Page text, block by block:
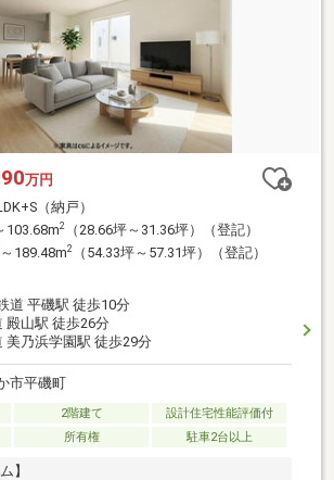
万円
（納戸）
103.68m2
（28.66坪～31.36坪）（登記）
～189.48m2
（54.33坪～57.31坪）（登記）
道 平磯駅 徒歩10分
殿山駅 徒歩26分
美乃浜学園駅 徒歩29分
市平磯町
2階建て
設計住宅性能評価付
所有権 駐車2台以上
】